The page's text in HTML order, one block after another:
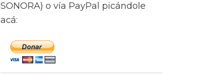
SONORA) o vía PayPal picándole
acá: